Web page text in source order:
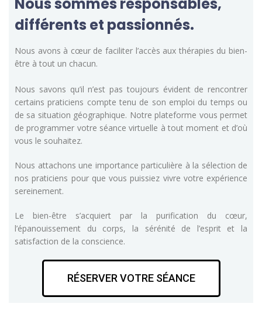
Nous sommes responsables,
différents et passionnés.
Nous avons à cœur de faciliter l’accès aux thérapies du bien-
être à tout un chacun.
Nous savons qu’il n’est pas toujours évident de rencontrer
certains praticiens compte tenu de son emploi du temps ou
de sa situation géographique. Notre plateforme vous permet
de programmer votre séance virtuelle à tout moment et d’où
vous le souhaitez.
Nous attachons une importance particulière à la sélection de
nos praticiens pour que vous puissiez vivre votre expérience
sereinement.
Le bien-être s’acquiert par la purification du cœur,
l’épanouissement du corps, la sérénité de l’esprit et la
satisfaction de la conscience.
RÉSERVER VOTRE SÉANCE